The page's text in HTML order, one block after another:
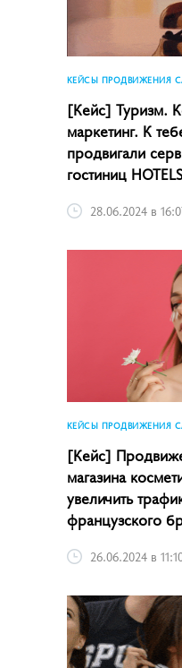
КЕЙСЫ ПРОДВИЖЕНИЯ
[Кейс] Туризм.
маркетинг. К
продвигали
гостиниц
28.06.2024 в
КЕЙСЫ ПРОДВИЖЕНИЯ
[Кейс]
магазина
увеличить
французского
26.06.2024 в